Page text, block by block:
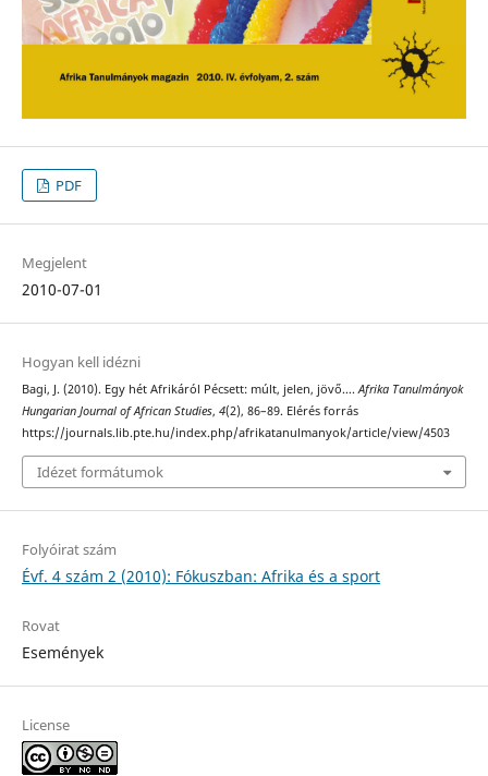
PDF
Megjelent
2010-07-01
Hogyan kell idézni
Bagi, J. (2010). Egy hét Afrikáról Pécsett: múlt, jelen, jövő….Afrika Tanulmányok
Hungarian Journal of African Studies, 4(2), 86–89. Elérés forrás
https://journals.lib.pte.hu/index.php/afrikatanulmanyok/article/view/4503
Idézet formátumok
Folyóirat szám
Évf. 4 szám 2 (2010): Fókuszban: Afrika és a sport
Rovat
Események
License